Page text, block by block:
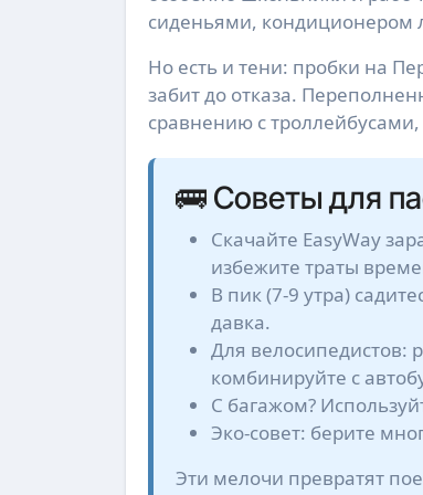
сиденьями,
Но есть и тени: пробки на
забит до отказа.
сравнению с
🚌 Советы для
Скачайте EasyWay
избежите траты
В пик (7-9 утра)
давка.
Для велосипедистов:
комбинируйте с
С багажом?
Эко-совет: берите
Эти мелочи превратят